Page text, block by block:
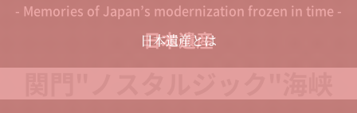
日本遺産とは
- Memories of Japan’s modernization frozen in time -
日本遺産